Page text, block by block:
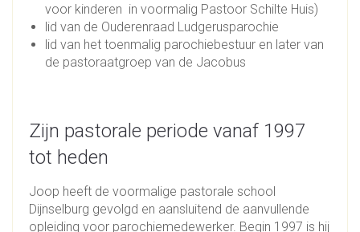
voor kinderen in voormalig Pastoor Schilte Huis)
lid van de Ouderenraad Ludgerusparochie
lid van het toenmalig parochiebestuur en later van
de pastoraatgroep van de Jacobus
Zijn pastorale periode vanaf 1997
tot heden
Joop heeft de voormalige pastorale school
Dijnselburg gevolgd en aansluitend de aanvullende
opleiding voor parochiemedewerker. Begin 1997 is hij